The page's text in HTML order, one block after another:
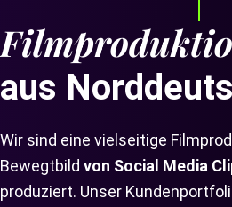
aus
Wir sind eine vielseitige
Bewegtbild von Social Media
produziert. Unser